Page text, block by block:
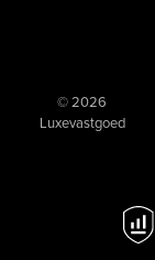
© 2026
Luxevastgoed